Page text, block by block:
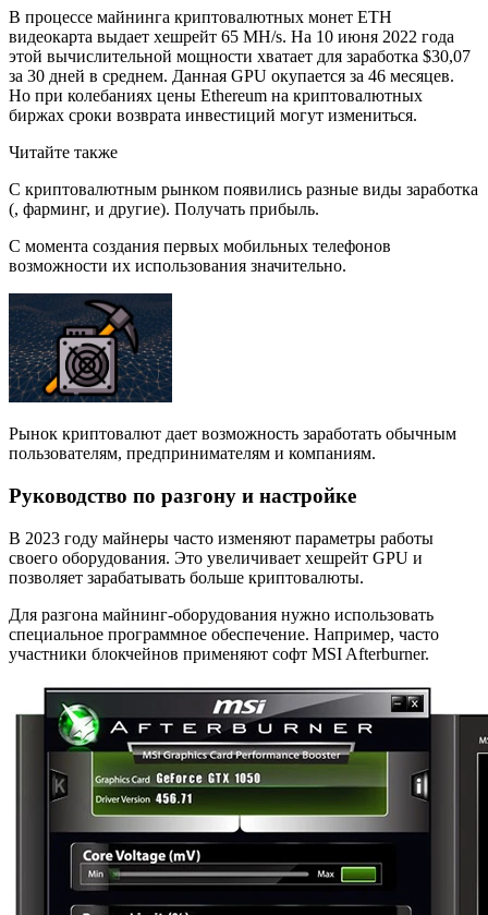
В процессе майнинга криптовалютных монет ETH
видеокарта выдает хешрейт 65 MH/s. На 10 июня 2022 года
этой вычислительной мощности хватает для заработка $30,07
за 30 дней в среднем. Данная GPU окупается за 46 месяцев.
Но при колебаниях цены Ethereum на криптовалютных
биржах сроки возврата инвестиций могут измениться.
Читайте также
С криптовалютным рынком появились разные виды заработка
(, фарминг, и другие). Получать прибыль.
С момента создания первых мобильных телефонов
возможности их использования значительно.
Рынок криптовалют дает возможность заработать обычным
пользователям, предпринимателям и компаниям.
Руководство по разгону и настройке
В 2023 году майнеры часто изменяют параметры работы
своего оборудования. Это увеличивает хешрейт GPU и
позволяет зарабатывать больше криптовалюты.
Для разгона майнинг-оборудования нужно использовать
специальное программное обеспечение. Например, часто
участники блокчейнов применяют софт MSI Afterburner.